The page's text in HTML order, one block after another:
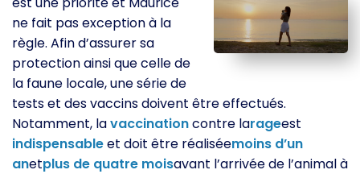
ne fait pas exception à la
règle. Afin d’assurer sa
protection ainsi que celle de
la faune locale, une série de
tests et des vaccins doivent être effectués.
Notamment, lavaccinationcontre larageest
indispensableet doit être réaliséemoins d’un
anetplus de quatre moisavant l’arrivée de l’animal à